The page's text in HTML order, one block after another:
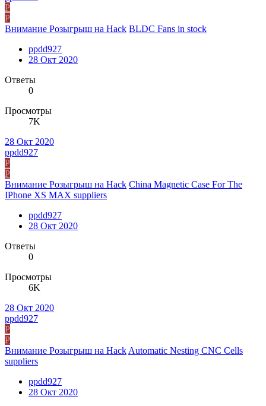
P
P
Внимание Розыгрыш на Hack BLDC Fans in stock
ppdd927
28 Окт 2020
Ответы
0
Просмотры
7K
28 Окт 2020
ppdd927
P
P
Внимание Розыгрыш на Hack China Magnetic Case For The
IPhone XS MAX suppliers
ppdd927
28 Окт 2020
Ответы
0
Просмотры
6K
28 Окт 2020
ppdd927
P
P
Внимание Розыгрыш на Hack Automatic Nesting CNC Cells
suppliers
ppdd927
28 Окт 2020